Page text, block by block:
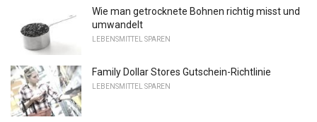
Wie man getrocknete Bohnen richtig misst und
umwandelt
LEBENSMITTEL SPAREN
Family Dollar Stores Gutschein-Richtlinie
LEBENSMITTEL SPAREN